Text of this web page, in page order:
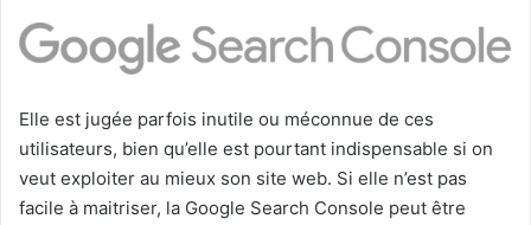
Elle est jugée parfois inutile ou méconnue de ces
utilisateurs, bien qu’elle est pourtant indispensable si on
veut exploiter au mieux son site web. Si elle n’est pas
facile à maitriser, la Google Search Console peut être